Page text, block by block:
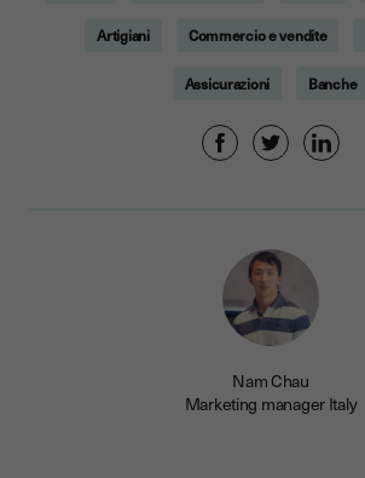
Artigiani Commercio e vendite
Assicurazioni Banche
Nam Chau
Marketing manager Italy